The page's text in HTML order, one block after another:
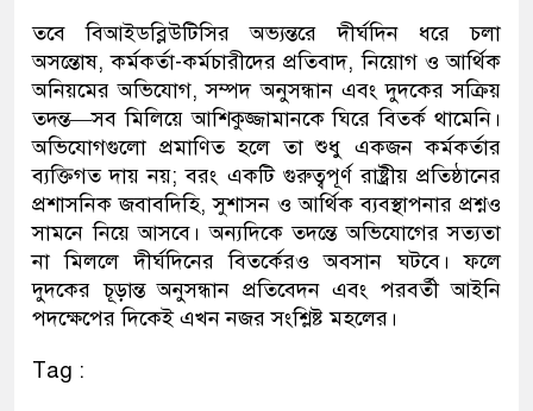
তবে বিআইডব্লিউটিসির অভ্যন্তরে দীর্ঘদিন ধরে চলা
অসন্তোষ, কর্মকর্তা-কর্মচারীদের প্রতিবাদ, নিয়োগ ও আর্থিক
অনিয়মের অভিযোগ, সম্পদ অনুসন্ধান এবং দুদকের সক্রিয়
তদন্ত—সব মিলিয়ে আশিকুজ্জামানকে ঘিরে বিতর্ক থামেনি।
অভিযোগগুলো প্রমাণিত হলে তা শুধু একজন কর্মকর্তার
ব্যক্তিগত দায় নয়; বরং একটি গুরুত্বপূর্ণ রাষ্ট্রীয় প্রতিষ্ঠানের
প্রশাসনিক জবাবদিহি, সুশাসন ও আর্থিক ব্যবস্থাপনার প্রশ্নও
সামনে নিয়ে আসবে। অন্যদিকে তদন্তে অভিযোগের সত্যতা
না মিললে দীর্ঘদিনের বিতর্কেরও অবসান ঘটবে। ফলে
দুদকের চূড়ান্ত অনুসন্ধান প্রতিবেদন এবং পরবর্তী আইনি
পদক্ষেপের দিকেই এখন নজর সংশ্লিষ্ট মহলের।
Tag :